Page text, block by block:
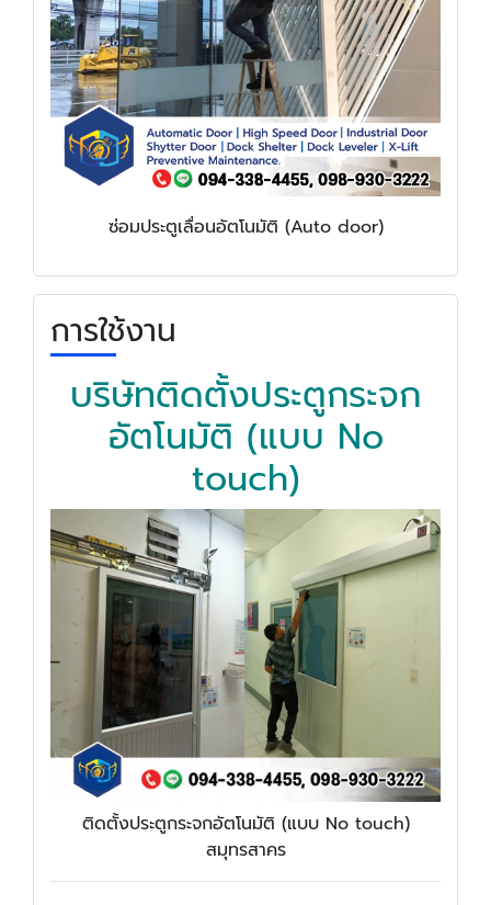
ซ่อมประตูเลื่อนอัตโนมัติ (Auto door)
การใช้งาน
บริษัทติดตั้งประตูกระจก
อัตโนมัติ (แบบ No
touch)​
ติดตั้งประตูกระจกอัตโนมัติ (แบบ No touch)
สมุทรสาคร